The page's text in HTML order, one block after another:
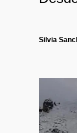
Silvia